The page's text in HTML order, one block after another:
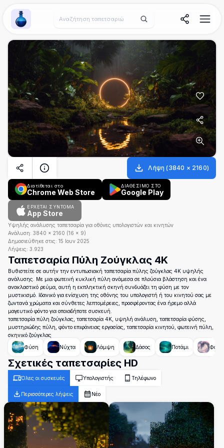
Wallpaper Alchemy
Λήψη (3840 × 2160)
Διατίθεται στο
Chrome Web Store
ΔΙΑΘΕΣΙΜΟ ΣΤΟ
Google Play
ΈΡΧΕΤΑΙ ΣΎΝΤΟΜΑ
App Store
Υψηλής ανάλυσης ταπετσαρία για οθόνες υπολογιστών και κινητών
Ανάλυση: 3840 × 2160 (16 × 9)
Δημοσιεύθηκε στις: 15 Ιουν 2025
Λήψεις: 3.923
Ταπετσαρία Πύλη Ζούγκλας 4K
Βυθιστείτε σε αυτήν την εντυπωσιακή ταπετσαρία πύλης ζούγκλας 4K υψηλής
ανάλυσης. Με μια φωτεινή κυκλική πύλη ανάμεσα σε πλούσια βλάστηση και ένα
ανακλαστικό ρεύμα, αυτή η εκπληκτική σκηνή συνδυάζει τη φύση με τον
μυστικισμό. Ιδανικό για ενίσχυση της οθόνης του υπολογιστή ή του κινητού σας με
ζωντανά χρώματα και σύνθετες λεπτομέρειες, προσφέροντας ένα ήρεμο αλλά
μαγευτικό φόντο για οποιαδήποτε συσκευή.
ταπετσαρία πύλη ζούγκλας, ταπετσαρία 4K, υψηλή ανάλυση, ταπετσαρία φύσης,
μυστηριώδης πύλη, φόντο επιφάνειας εργασίας, ταπετσαρία κινητού, φωτεινή πύλη,
σκηνικό ζούγκλας
Φύση
Νύχτα Λάμψη Δάσος Ποτάμι
Σχετικές ταπετσαρίες HD
Όλες οι συσκευές Υπολογιστής Τηλέφωνο
Περισσότερες λήψεις Νέο